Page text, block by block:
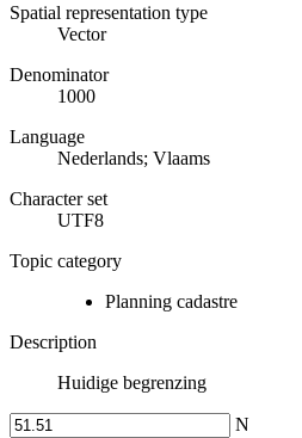
Spatial representation type
Vector
Denominator
1000
Language
Nederlands; Vlaams
Character set
UTF8
Topic category
Planning cadastre
Description
Huidige begrenzing
N